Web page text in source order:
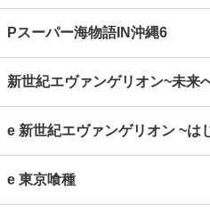
Pスーパー海物語IN沖縄6
新世紀エヴァンゲリオン~未来
e 新世紀エヴァンゲリオン ~は
e 東京喰種